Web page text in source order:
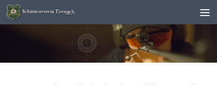
Unter dem Inhalt